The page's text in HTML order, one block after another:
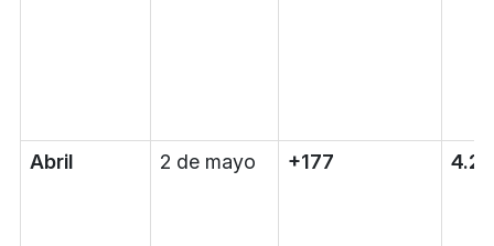
Abril 2 de mayo +177 4.2